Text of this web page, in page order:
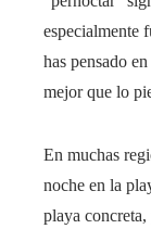
especialmente
has pensado
mejor que lo
En muchas
noche en la
playa